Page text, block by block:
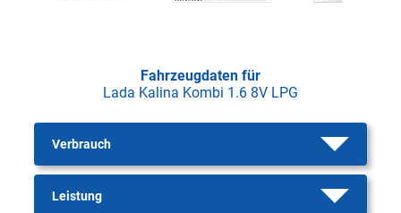
Fahrzeugdaten für
Lada Kalina Kombi 1.6 8V LPG
Verbrauch
Leistung